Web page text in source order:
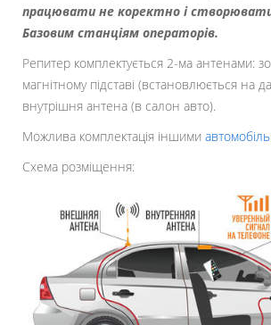
працювати не коректно і
Базовим станціям операторів.
Репитер комплектується 2-ма антенами:
магнітному підставі (встановлюється на
внутрішня антена (в салон авто).
Можлива комплектація іншими
Схема розміщення: